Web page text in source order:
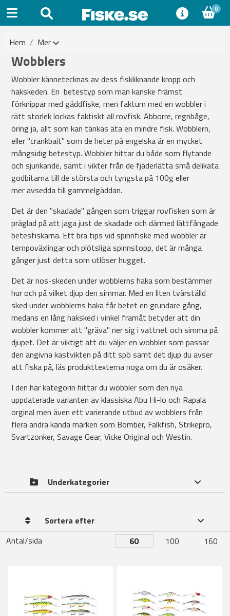
0
Hem Mer
Wobblers
Wobbler kännetecknas av dess fiskliknande kropp och
hakskeden. En betestyp som man kanske främst
förknippar med gäddfiske, men faktum med en wobbler i
rätt storlek lockas faktiskt all rovfisk. Abborre, regnbåge,
öring ja, allt som kan tänkas äta en mindre fisk. Wobblern,
eller "crankbait" som de heter på engelska är en mycket
mångsidig betestyp. Wobbler hittar du både som flytande
och sjunkande, samt i vikter från de fjäderlätta små delikata
godbitarna till de största och tyngsta på 100g eller
mer avsedda till gammelgäddan.
Det är den "skadade" gången som triggar rovfisken som är
präglad på att jaga just de skadade och därmed lättfångade
betesfiskarna. Ett bra tips vid spinnfiske med wobbler är
tempoväxlingar och plötsliga spinnstopp, det är många
gånger just detta som utlöser hugget.
Det är nos-skeden under wobblerns haka som bestämmer
hur och på vilket djup den simmar. Med en liten tvärställd
sked under wobblerns haka får betet en grundare gång,
medans en lång haksked i vinkel framåt betyder att din
wobbler kommer att "gräva" ner sig i vattnet och simma på
djupet. Det är viktigt att du väljer en wobbler som passar
den angivna kastvikten på ditt spö samt det djup du avser
att fiska på, läs produkttexterna noga om du är osäker.
I den här kategorin hittar du wobbler som den nya
uppdaterade varianten av klassiska Abu Hi-lo och Rapala
orginal men även ett varierande utbud av wobblers från
flera andra kända märken som Bomber, Falkfish, Strikepro,
Svartzonker, Savage Gear, Vicke Original och Westin.
Underkategorier
Sortera efter
Antal/sida
60 100 160